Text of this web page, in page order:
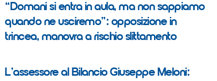
“Domani si entra in aula, ma non sappiamo
quando ne usciremo”: opposizione in
trincea, manovra a rischio slittamento
L’assessore al Bilancio Giuseppe Meloni: